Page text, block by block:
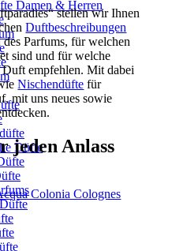
Damen & Herren
Düfte
stellen wir Ihnen
Duftbeschreibungen
Parfums, für welchen
sind und für welche
empfehlen. Mit dabei
Nischendüfte für
mit uns neues sowie
jeden Anlass